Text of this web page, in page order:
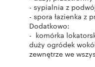
- sypialnia z
- spora łazienka z
Dodatkowo:
- komórka
duży ogródek
zewnętrze we